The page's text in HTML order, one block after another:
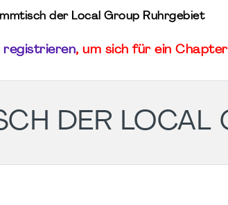
der Local Group Ruhrgebiet
registrieren, um sich für ein
DER LOCAL